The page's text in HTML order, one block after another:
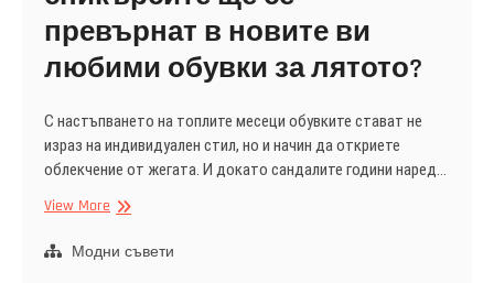
превърнат в новите ви
любими обувки за лятото?
С настъпването на топлите месеци обувките стават не
израз на индивидуален стил, но и начин да откриете
облекчение от жегата. И докато сандалите години наред…
View MoreЛетен
и
Модни съвети